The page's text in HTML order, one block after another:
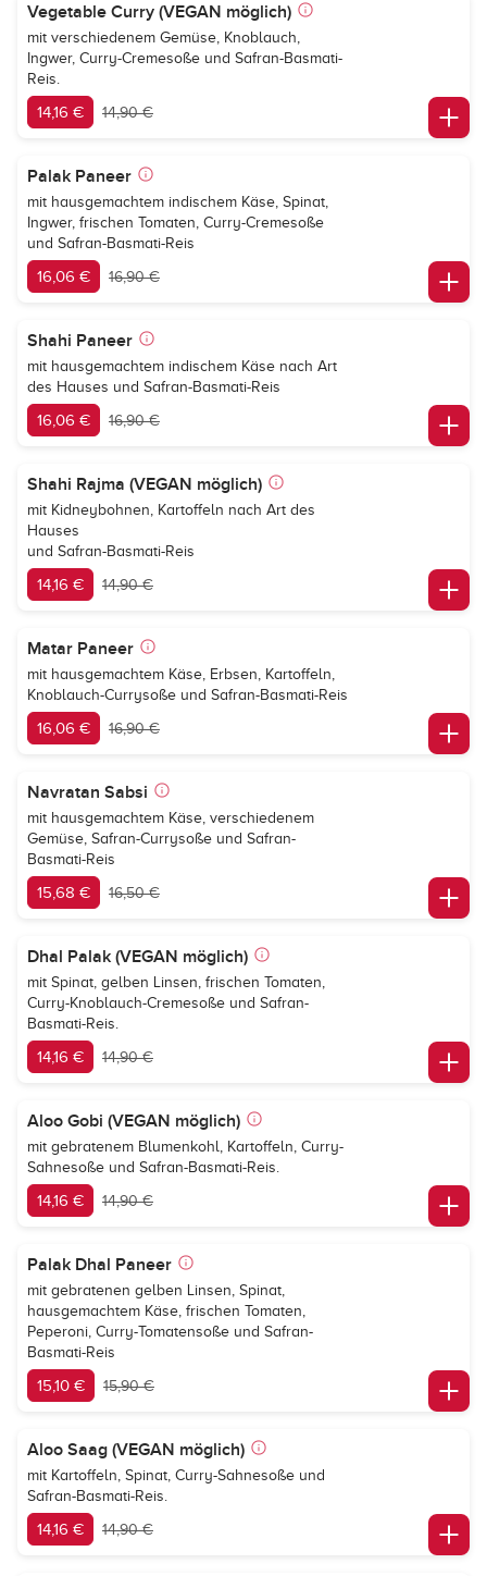
Vegetable Curry (VEGAN möglich)
mit verschiedenem Gemüse, Knoblauch,
Ingwer, Curry-Cremesoße und Safran-Basmati-
Reis.
14,16 € 14,90 €
Palak Paneer
mit hausgemachtem indischem Käse, Spinat,
Ingwer, frischen Tomaten, Curry-Cremesoße
und Safran-Basmati-Reis
16,06 € 16,90 €
Shahi Paneer
mit hausgemachtem indischem Käse nach Art
des Hauses und Safran-Basmati-Reis
16,06 € 16,90 €
Shahi Rajma (VEGAN möglich)
mit Kidneybohnen, Kartoffeln nach Art des
Hauses
und Safran-Basmati-Reis
14,16 € 14,90 €
Matar Paneer
mit hausgemachtem Käse, Erbsen, Kartoffeln,
Knoblauch-Currysoße und Safran-Basmati-Reis
16,06 € 16,90 €
Navratan Sabsi
mit hausgemachtem Käse, verschiedenem
Gemüse, Safran-Currysoße und Safran-
Basmati-Reis
15,68 € 16,50 €
Dhal Palak (VEGAN möglich)
mit Spinat, gelben Linsen, frischen Tomaten,
Curry-Knoblauch-Cremesoße und Safran-
Basmati-Reis.
14,16 € 14,90 €
Aloo Gobi (VEGAN möglich)
mit gebratenem Blumenkohl, Kartoffeln, Curry-
Sahnesoße und Safran-Basmati-Reis.
14,16 € 14,90 €
Palak Dhal Paneer
mit gebratenen gelben Linsen, Spinat,
hausgemachtem Käse, frischen Tomaten,
Peperoni, Curry-Tomatensoße und Safran-
Basmati-Reis
15,10 € 15,90 €
Aloo Saag (VEGAN möglich)
mit Kartoffeln, Spinat, Curry-Sahnesoße und
Safran-Basmati-Reis.
14,16 € 14,90 €